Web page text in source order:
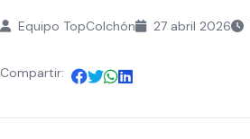
Equipo TopColchón 27 abril 2026
Compartir: